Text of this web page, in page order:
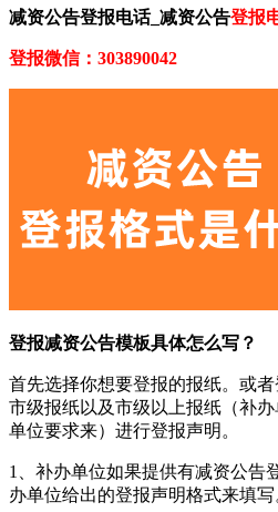
减资公告登报电话_减资公告登报
登报微信：303890042
登报减资公告模板具体怎么写？
首先选择你想要登报的报纸。或
市级报纸以及市级以上报纸（补
单位要求来）进行登报声明。
1、补办单位如果提供有减资公告
办单位给出的登报声明格式来填写